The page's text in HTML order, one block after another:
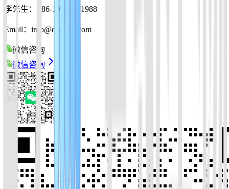
李先生：+86-19925271988
Email：info@ezassay.com
微信咨询
微信咨询